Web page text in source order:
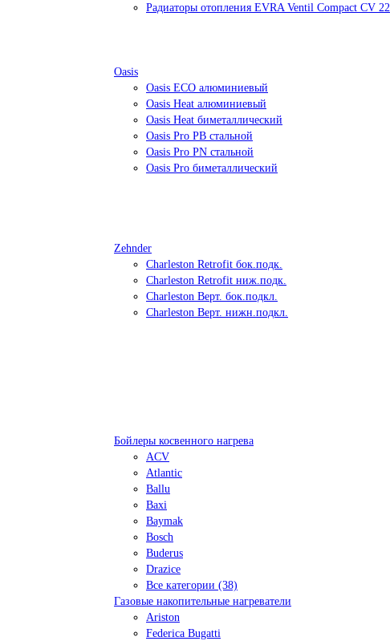
Радиаторы отопления EVRA Ventil Compact CV 22
Oasis
Oasis ECO алюминиевый
Oasis Heat алюминиевый
Oasis Heat биметаллический
Oasis Pro PB стальной
Oasis Pro PN стальной
Oasis Pro биметаллический
Zehnder
Charleston Retrofit бок.подк.
Charleston Retrofit ниж.подк.
Charleston Верт. бок.подкл.
Charleston Верт. нижн.подкл.
Бойлеры косвенного нагрева
ACV
Atlantic
Ballu
Baxi
Baymak
Bosch
Buderus
Drazice
Все категории (38)
Газовые накопительные нагреватели
Ariston
Federica Bugatti